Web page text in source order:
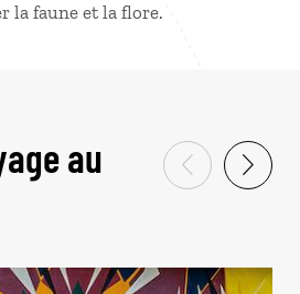
la faune et la flore.
au